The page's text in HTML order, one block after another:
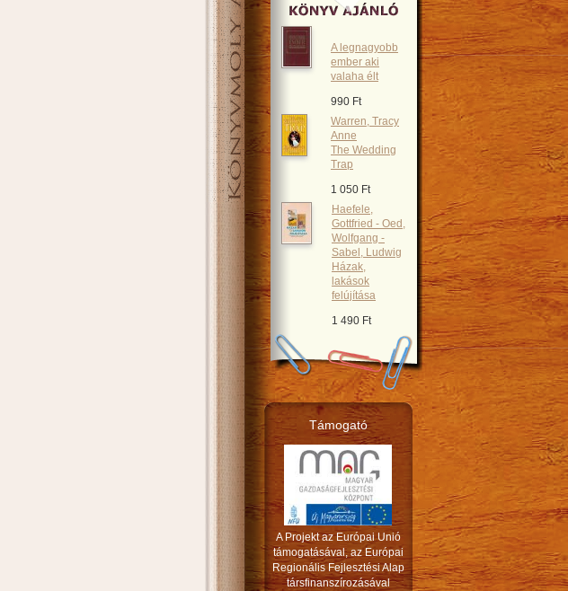
A legnagyobb
ember aki
valaha élt
990 Ft
Warren, Tracy
Anne
The Wedding
Trap
1 050 Ft
Haefele,
Gottfried - Oed,
Wolfgang -
Sabel, Ludwig
Házak,
lakások
felújítása
1 490 Ft
Támogató
A Projekt az Európai Unió
támogatásával, az Európai
Regionális Fejlesztési Alap
társfinanszírozásával